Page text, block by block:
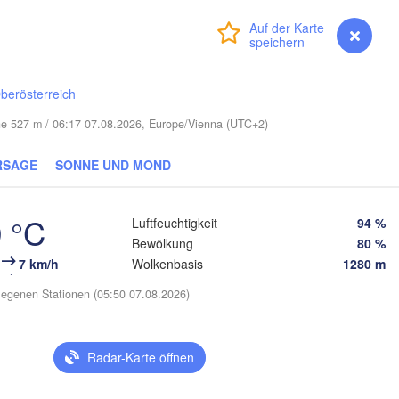
myVentusky Vorhersage
527 m / 06:17 07.08.2026, Europe/Vienna (UTC+2)
SONNE UND MOND
°C
7 km/h
Luftfeuchtigkeit
94 %
Bewölkung
80 %
Wolkenbasis
1280 m
Stationen (05:50 07.08.2026)
Radar-Karte öffnen
(Zhytomyr)
Рівне
(Mazyr)
Салігорск
Смоленск
(Smolensk)
BELARUS